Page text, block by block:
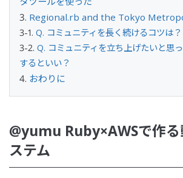
Regional.rb and the Tokyo
Q. コミュニティを長く続けるコツは？
Q. コミュニティを立ち上げたいと思
するといい？
おわりに
@yumu Ruby×AWSで作る
ステム